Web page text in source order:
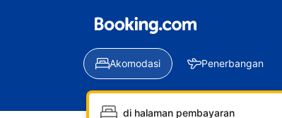
Akomodasi Penerbangan